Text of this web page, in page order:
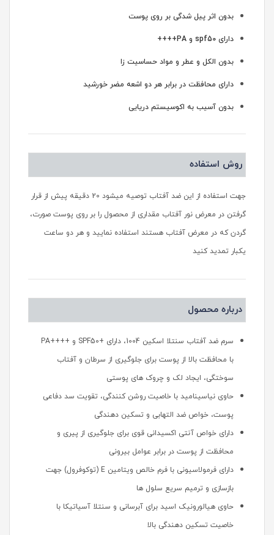
بدون اثر پیل شدگی بر روی پوست
دارای spf50 و PA++++
بدون الکل و عطر و مواد حساسیت زا
دارای محافظت در برابر هر دو اشعه مضر خورشید
بدون آسیب به اکوسیستم دریایی
روش استفاده
جهت استفاده از این ضد آفتاب توصیه می‎شود 20 دقیقه پیش از قرار
گرفتن در معرض نور آفتاب مقداری از محصول را بر روی پوست صورت،
گردن که در معرض آفتاب هستند استفاده نمایید و هر دو ساعت
یکبار تمدید کنید
درباره محصول
سرم ضد آفتاب سنتلا اسکین 1004، دارای +SPF50 و ++++PA
با محافظت بالا از پوست برای جلوگیری از سرطان و آفتاب
سوختگی، ایجاد لک و چروک های پوستی
حاوی نیاسینامید با خاصیت روشن کنندگی، تقویت سد دفاعی
پوست، خواص ضد التهابی و تسکین دهندگی
دارای خواص آنتی اکسیدانی قوی برای جلوگیری از پیری و
محافظت از پوست در برابر عوامل بیرونی
دارای فرمولاسیونی با فرم خالص ویتامین E (توکوفرول) جهت
بازسازی و ترمیم سریع سلول ها
حاوی هیالورونیک اسید برای آبرسانی و سنتلا آسیاتیکا با
خاصیت تسکین دهندگی بالا